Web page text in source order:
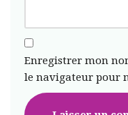
Enregistrer mon
le navigateur pour